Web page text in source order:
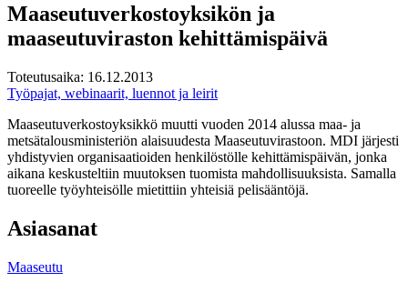
Maaseutuverkostoyksikön ja
maaseutuviraston kehittämispäivä
Toteutusaika: 16.12.2013
Työpajat, webinaarit, luennot ja leirit
Maaseutuverkostoyksikkö muutti vuoden 2014 alussa maa- ja
metsätalousministeriön alaisuudesta Maaseutuvirastoon. MDI järjesti
yhdistyvien organisaatioiden henkilöstölle kehittämispäivän, jonka
aikana keskusteltiin muutoksen tuomista mahdollisuuksista. Samalla
tuoreelle työyhteisölle mietittiin yhteisiä pelisääntöjä.
Asiasanat
Maaseutu